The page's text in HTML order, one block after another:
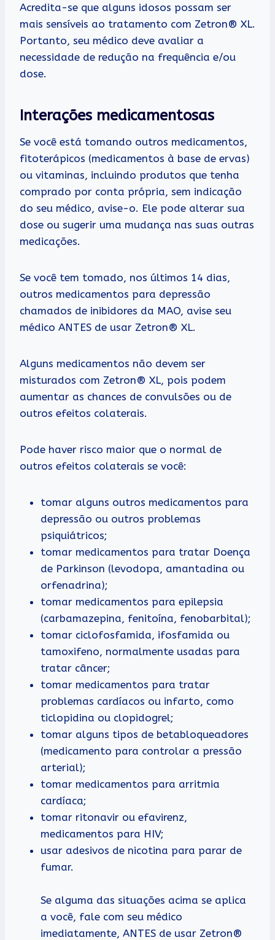
Acredita-se que alguns idosos possam ser
mais sensíveis ao tratamento com Zetron® XL.
Portanto, seu médico deve avaliar a
necessidade de redução na frequência e/ou
dose.
Interações medicamentosas
Se você está tomando outros medicamentos,
fitoterápicos (medicamentos à base de ervas)
ou vitaminas, incluindo produtos que tenha
comprado por conta própria, sem indicação
do seu médico, avise-o. Ele pode alterar sua
dose ou sugerir uma mudança nas suas outras
medicações.
Se você tem tomado, nos últimos 14 dias,
outros medicamentos para depressão
chamados de inibidores da MAO, avise seu
médico ANTES de usar Zetron® XL.
Alguns medicamentos não devem ser
misturados com Zetron® XL, pois podem
aumentar as chances de convulsões ou de
outros efeitos colaterais.
Pode haver risco maior que o normal de
outros efeitos colaterais se você:
tomar alguns outros medicamentos para
depressão ou outros problemas
psiquiátricos;
tomar medicamentos para tratar Doença
de Parkinson (levodopa, amantadina ou
orfenadrina);
tomar medicamentos para epilepsia
(carbamazepina, fenitoína, fenobarbital);
tomar ciclofosfamida, ifosfamida ou
tamoxifeno, normalmente usadas para
tratar câncer;
tomar medicamentos para tratar
problemas cardíacos ou infarto, como
ticlopidina ou clopidogrel;
tomar alguns tipos de betabloqueadores
(medicamento para controlar a pressão
arterial);
tomar medicamentos para arritmia
cardíaca;
tomar ritonavir ou efavirenz,
medicamentos para HIV;
usar adesivos de nicotina para parar de
fumar.
Se alguma das situações acima se aplica
a você, fale com seu médico
imediatamente, ANTES de usar Zetron®